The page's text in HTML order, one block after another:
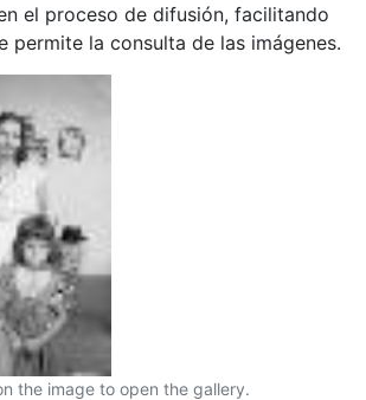
el proceso de difusión, facilitando
permite la consulta de las imágenes.
the image to open the gallery.